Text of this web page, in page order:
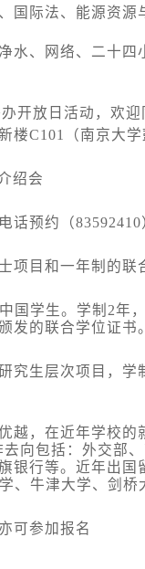
国际法、能源资
水、网络、二十
办开放日活动，欢
楼C101
（南京大
绍会
话预约（83592410
项目和一年制的联
国学生。学制 2年
发的联合学位证书
究生层次项目，
越，在近年学校
向包括：外交部
银行等。近年出
、牛津大学、剑桥
可参加报名